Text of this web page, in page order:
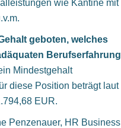
wie Kantine mit
geboten, welches
Berufserfahrung
Mindestgehalt
diese Position beträgt laut
EUR.
Penzenauer, HR Business